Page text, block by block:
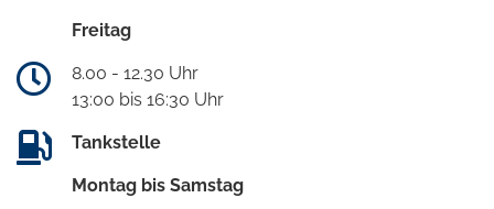
Freitag
8.00 - 12.30 Uhr
13:00 bis 16:30 Uhr
Tankstelle
Montag bis Samstag